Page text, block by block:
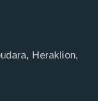
Heraklion,